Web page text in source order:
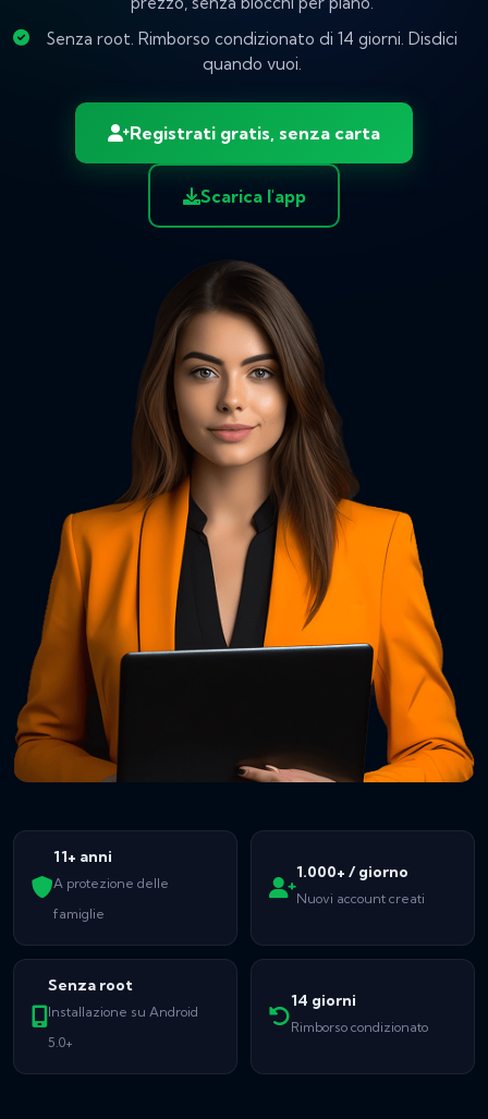
Senza root. Rimborso condizionato di 14 giorni. Disdici
quando vuoi.
Registrati gratis, senza carta
Scarica l'app
11+ anni
A protezione delle
famiglie
1.000+ / giorno
Nuovi account creati
Senza root
Installazione su Android
5.0+
14 giorni
Rimborso condizionato